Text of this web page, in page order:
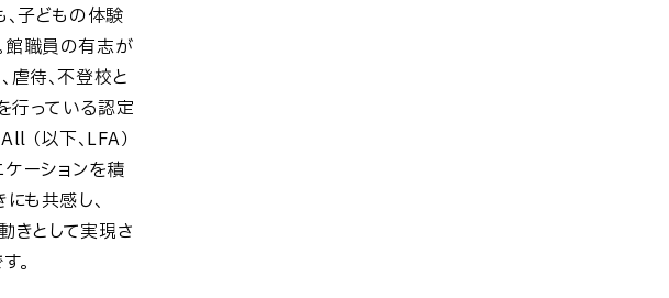
、子どもの体験
館職員の有志が
虐待、不登校と
行っている認定
以下、LFA）
ーションを積
も共感し、
きとして実現さ
。